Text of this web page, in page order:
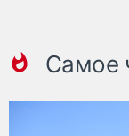
Самое